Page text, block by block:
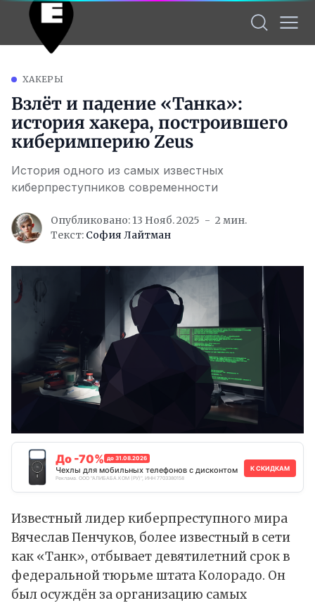
ХАКЕРЫ
Взлёт и падение «Танка»:
история хакера, построившего
киберимперию Zeus
История одного из самых известных
киберпреступников современности
Опубликовано: 13 Нояб. 2025
2 мин.
Текст: София Лайтман
До -70% до 31.08.2026
Чехлы для мобильных телефонов с дисконтом
Реклама. ООО "АЛИБАБА.КОМ (РУ)", ИНН 7703380158
К СКИДКАМ
Известный лидер киберпреступного мира
Вячеслав Пенчуков, более известный в сети
как «Танк», отбывает девятилетний срок в
федеральной тюрьме штата Колорадо. Он
был осуждён за организацию самых